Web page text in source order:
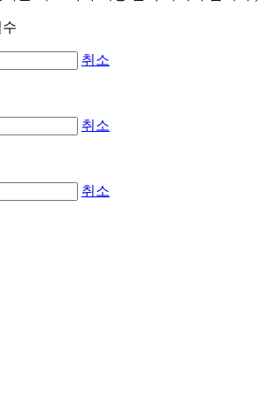
취소
취소
취소